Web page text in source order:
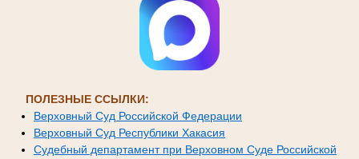
ПОЛЕЗНЫЕ ССЫЛКИ:
Верховный Суд Российской Федерации
Верховный Суд Республики Хакасия
Судебный департамент при Верховном Суде Российской